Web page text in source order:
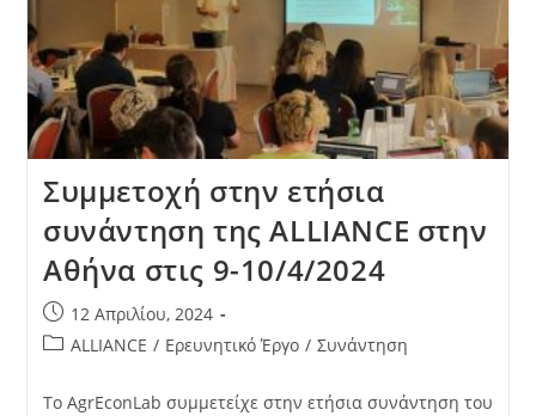
Συμμετοχή στην ετήσια
συνάντηση της ALLIANCE στην
Αθήνα στις 9-10/4/2024
12 Απριλίου, 2024
ALLIANCE / Ερευνητικό Έργο / Συνάντηση
Το AgrEconLab συμμετείχε στην ετήσια συνάντηση του